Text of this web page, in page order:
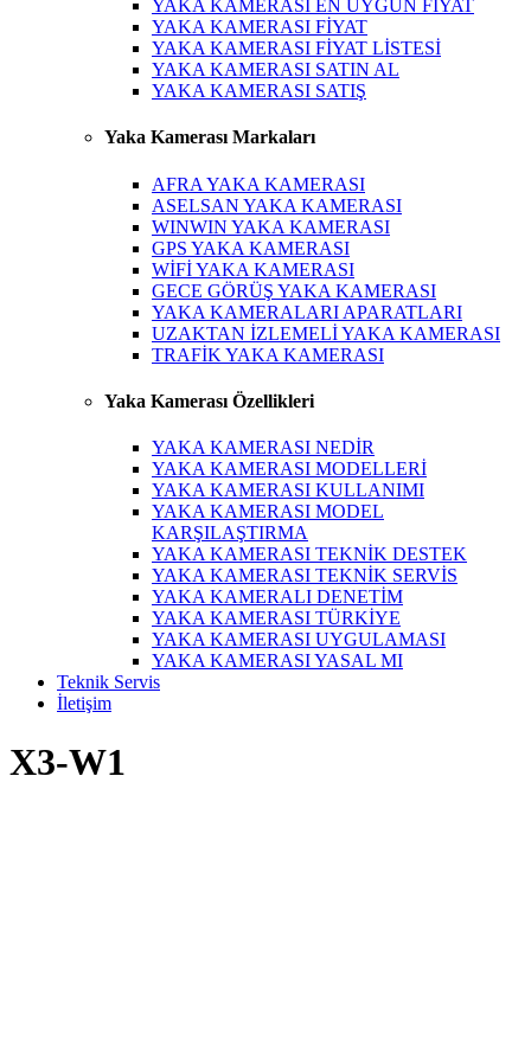
YAKA KAMERASI EN UYGUN FİYAT
YAKA KAMERASI FİYAT
YAKA KAMERASI FİYAT LİSTESİ
YAKA KAMERASI SATIN AL
YAKA KAMERASI SATIŞ
Yaka Kamerası Markaları
AFRA YAKA KAMERASI
ASELSAN YAKA KAMERASI
WINWIN YAKA KAMERASI
GPS YAKA KAMERASI
WİFİ YAKA KAMERASI
GECE GÖRÜŞ YAKA KAMERASI
YAKA KAMERALARI APARATLARI
UZAKTAN İZLEMELİ YAKA KAMERASI
TRAFİK YAKA KAMERASI
Yaka Kamerası Özellikleri
YAKA KAMERASI NEDİR
YAKA KAMERASI MODELLERİ
YAKA KAMERASI KULLANIMI
YAKA KAMERASI MODEL
KARŞILAŞTIRMA
YAKA KAMERASI TEKNİK DESTEK
YAKA KAMERASI TEKNİK SERVİS
YAKA KAMERALI DENETİM
YAKA KAMERASI TÜRKİYE
YAKA KAMERASI UYGULAMASI
YAKA KAMERASI YASAL MI
Teknik Servis
İletişim
X3-W1